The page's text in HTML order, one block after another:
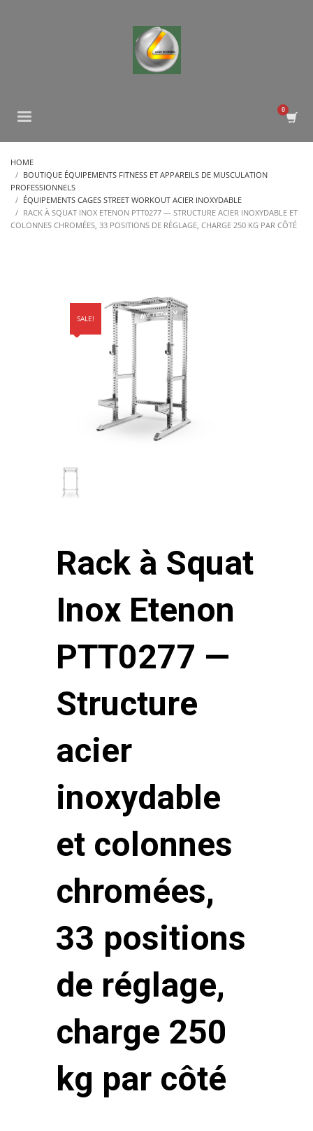
HOME
BOUTIQUE ÉQUIPEMENTS FITNESS ET APPAREILS DE MUSCULATION
PROFESSIONNELS
ÉQUIPEMENTS CAGES STREET WORKOUT ACIER INOXYDABLE
RACK À SQUAT INOX ETENON PTT0277 — STRUCTURE ACIER INOXYDABLE ET
COLONNES CHROMÉES, 33 POSITIONS DE RÉGLAGE, CHARGE 250 KG PAR CÔTÉ
SALE!
Rack à Squat
Inox Etenon
PTT0277 —
Structure
acier
inoxydable
et colonnes
chromées,
33 positions
de réglage,
charge 250
kg par côté